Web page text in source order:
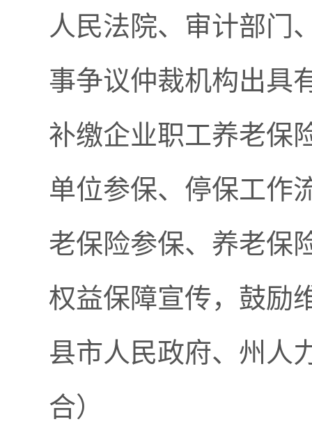
人民法院、审计部门
事争议仲裁机构出具
补缴企业职工养老保
单位参保、停保工作
老保险参保、养老保
权益保障宣传，鼓励
县市人民政府、州人
合）